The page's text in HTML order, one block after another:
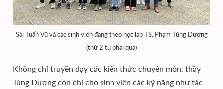
Sái Tuấn Vũ và các sinh viên đang theo học lab TS. Phạm Tùng Dương
(thứ 2 từ phải qua)
Không chỉ truyền dạy các kiến thức chuyên môn, thầy
Tùng Dương còn chỉ cho sinh viên các kỹ năng như tác